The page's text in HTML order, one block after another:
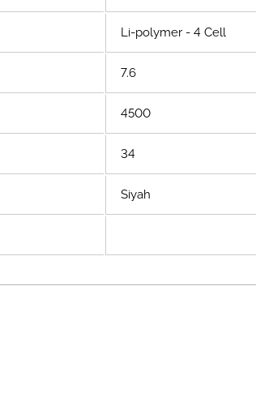
Li-polymer - 4 Cell
7.6
4500
34
Siyah